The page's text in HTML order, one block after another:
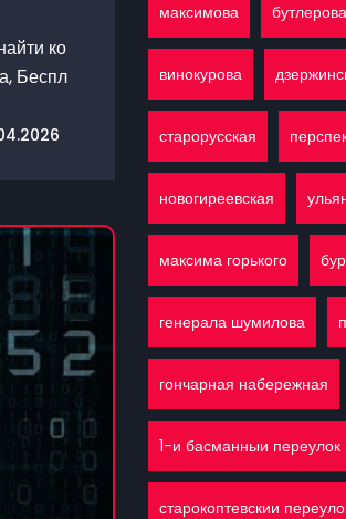
ко
Беспл
максимова бутлерова
винокурова
старорусская
новогиреевская
максима горького
генерала шумилова
гончарная набережная
1-и басманныи переулок
старокоптевскии